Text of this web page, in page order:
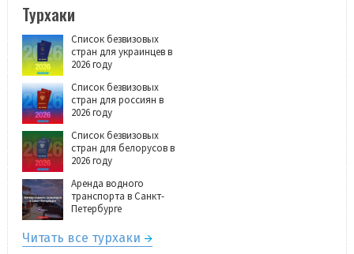
Турхаки
Список безвизовых
стран для украинцев в
2026 году
Список безвизовых
стран для россиян в
2026 году
Список безвизовых
стран для белорусов в
2026 году
Аренда водного
транспорта в Санкт-
Петербурге
Читать все турхаки